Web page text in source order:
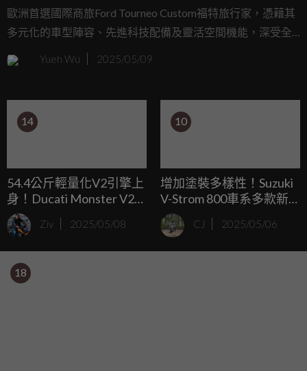
歐洲首選國際商旅Ford Tourneo Custom福特旅行家，憑藉其
多元化的車型陣容、先進科技配備及靈活空間機能，深受全
球市場肯定，不僅榮獲「2024 IVOTY國際年度最佳商用廂型
車」及「Euro NCAP白金安全獎」，更印證其強勁的產品競
嶄新Bus Titanium Pro八座商務旗艦車型，並首度導入豪華商
能及遙控啟閉功能）。
Yueh Wu 2025/05/09
14
54.4公斤輕量化V2引擎上
身！Ducati Monster V2
間諜照曝光
Ziv 2025/05/08
10
增加塗裝多樣性！Suzuki
V-Strom 800車系多款新
塗裝正式亮相
CJ 2025/05/06
18